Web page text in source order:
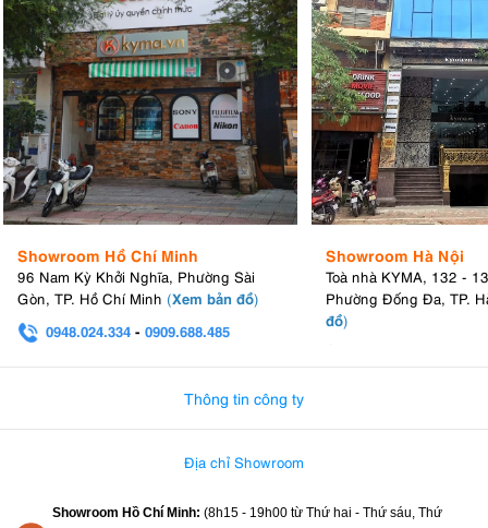
Showroom Hồ Chí Minh
96 Nam Kỳ Khởi Nghĩa, Phường Sài
Gòn, TP. Hồ Chí Minh (Xem bản đồ)
0948.024.334 - 0909.688.485
Showroom Hà Nội
Toà nhà KYMA, 132 -
Phường Đống Đa, TP.
đồ)
Thông tin công ty
Địa chỉ Showroom
Showroom Hồ Chí Minh: (8h15 - 19h00 từ Thứ hai - Thứ sáu, Thứ